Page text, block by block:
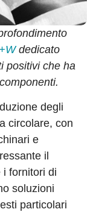
dedicato
positivi che ha
degli
circolare, con
e
il
i fornitori di
soluzioni
particolari